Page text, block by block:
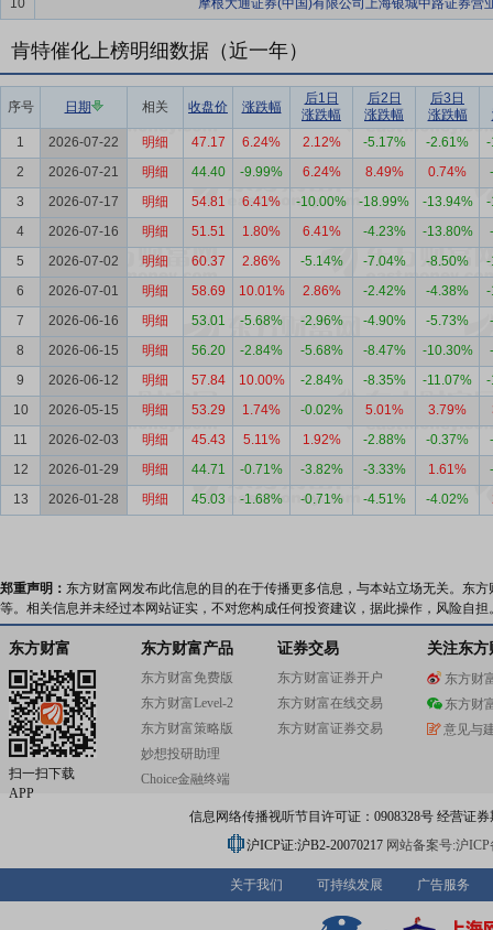
10
摩根大通证券(中国)有限公司上海银城中路证券营
肯特催化上榜明细数据（近一年）
序号 日期 相关 收盘价 涨跌幅
后1日
涨跌幅
后2日
涨跌幅
后3日
涨跌幅
1
2026-07-22 明细 47.17 6.24% 2.12% -5.17% -2.61%
-
2
2026-07-21 明细 44.40 -9.99% 6.24% 8.49% 0.74%
3
2026-07-17 明细 54.81 6.41% -10.00% -18.99% -13.94%
-
4
2026-07-16 明细 51.51 1.80% 6.41% -4.23% -13.80%
5
2026-07-02 明细 60.37 2.86% -5.14% -7.04% -8.50%
-
6
2026-07-01 明细 58.69 10.01% 2.86% -2.42% -4.38%
-
7
2026-06-16 明细 53.01 -5.68% -2.96% -4.90% -5.73%
8
2026-06-15 明细 56.20 -2.84% -5.68% -8.47% -10.30%
9
2026-06-12 明细 57.84 10.00% -2.84% -8.35% -11.07%
-
10
2026-05-15 明细 53.29 1.74% -0.02% 5.01% 3.79%
11
2026-02-03 明细 45.43 5.11% 1.92% -2.88% -0.37%
12
2026-01-29 明细 44.71 -0.71% -3.82% -3.33% 1.61%
13
2026-01-28 明细 45.03 -1.68% -0.71% -4.51% -4.02%
郑重声明： 东方财富网发布此信息的目的在于传播更多信息，与本站立场无关。东
等。相关信息并未经过本网站证实，不对您构成任何投资建议，据此操作，风险自担